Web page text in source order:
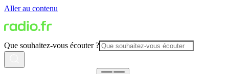
Aller au contenu
Que souhaitez-vous écouter ?